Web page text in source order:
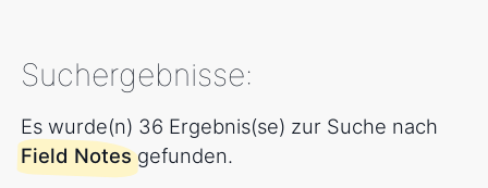
Suchergebnisse:
Es wurde(n) 36 Ergebnis(se) zur Suche nach
Field Notesgefunden.